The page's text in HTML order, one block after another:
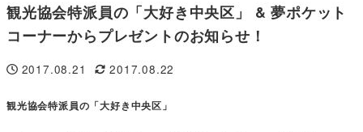
観光協会特派員の「大好き中央区」 & 夢ポケット
コーナーからプレゼントのお知らせ！
投稿日
2017.08.21
更新日
2017.08.22
観光協会特派員の「大好き中央区」